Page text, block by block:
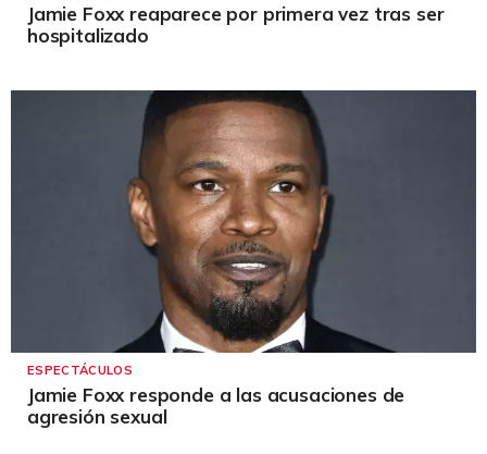
Jamie Foxx reaparece por primera vez tras ser
hospitalizado
ESPECTÁCULOS
Jamie Foxx responde a las acusaciones de
agresión sexual